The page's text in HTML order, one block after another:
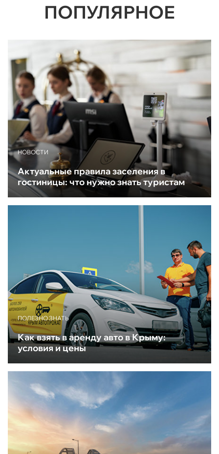
ПОПУЛЯРНОЕ
НОВОСТИ
Актуальные правила заселения в
гостиницы: что нужно знать туристам
ПОЛЕЗНО ЗНАТЬ
Как взять в аренду авто в Крыму:
условия и цены